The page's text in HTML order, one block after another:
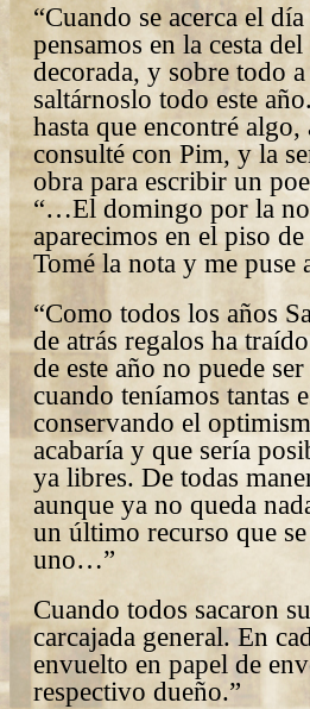
“Cuando se acerca el
pensamos en la cesta
decorada, y sobre todo
saltárnoslo todo este
hasta que encontré
consulté con Pim, y la
obra para escribir un
“…El domingo por la
aparecimos en el piso
Tomé la nota y me
“Como todos los años
de atrás regalos ha
de este año no puede
cuando teníamos tantas
conservando el
acabaría y que sería
ya libres. De todas
aunque ya no queda
un último recurso que
uno…”
Cuando todos sacaron
carcajada general. En
envuelto en papel de
respectivo dueño.”